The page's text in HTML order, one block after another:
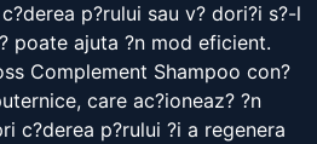
p?rului sau v? dori?i s?-l
poate ajuta ?n mod eficient.
Complement Shampoo con?
care ac?ioneaz? ?n
c?derea p?rului ?i a regenera